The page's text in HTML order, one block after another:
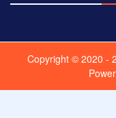
Copyright © 2020 -